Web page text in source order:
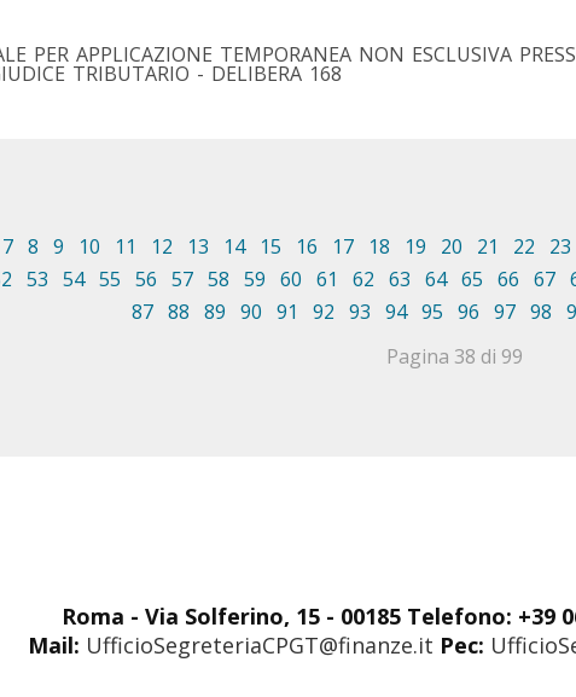
PER APPLICAZIONE TEMPORANEA NON ESCLUSIVA
TRIBUTARIO - DELIBERA 168
7 8 9 10 11 12 13 14 15 16 17 18 19 20 21 22 23
53 54 55 56 57 58 59 60 61 62 63 64 65 66 67
87 88 89 90 91 92 93 94 95 96 97 98
Pagina 38 di 99
Roma - Via Solferino, 15 - 00185 Telefono: +39
Mail: UfficioSegreteriaCPGT@finanze.it Pec: